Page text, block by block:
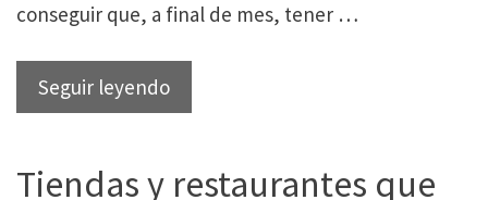
conseguir que, a final de mes, tener …
Seguir leyendo10
trucos
reducir
Tiendas y restaurantes que